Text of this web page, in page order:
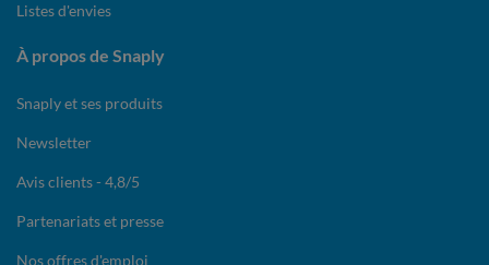
Listes d'envies
À propos de Snaply
Snaply et ses produits
Newsletter
Avis clients - 4,8/5
Partenariats et presse
Nos offres d'emploi